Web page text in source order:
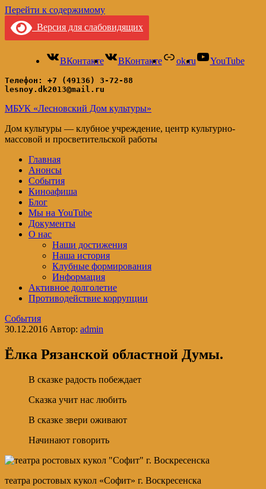
Перейти к содержимому
Версия для слабовидящих
ВКонтакте ВКонтакте ok.ru YouTube
Телефон: +7 (49136) 3-72-88
lesnoy.dk2013@mail.ru
МБУК «Лесновский Дом культуры»
Дом культуры — клубное учреждение, центр культурно-
массовой и просветительской работы
Главная
Анонсы
События
Киноафиша
Блог
Мы на YouTube
Документы
О нас
Наши достижения
Наша история
Клубные формирования
Информация
Активное долголетие
Противодействие коррупции
События
30.12.2016 Автор: admin
Ёлка Рязанской областной Думы.
В сказке радость побеждает
Сказка учит нас любить
В сказке звери оживают
Начинают говорить
театра ростовых кукол «Софит» г. Воскресенска